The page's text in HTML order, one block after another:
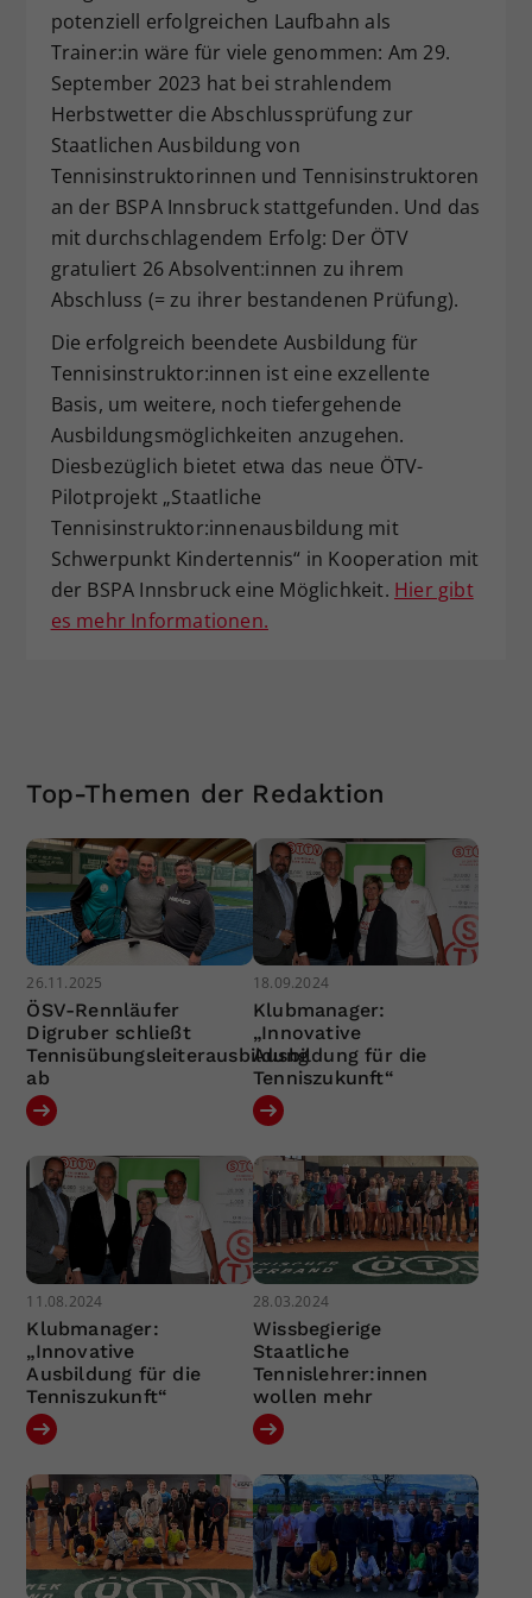
potenziell erfolgreichen Laufbahn als
Trainer:in wäre für viele genommen: Am 29.
September 2023 hat bei strahlendem
Herbstwetter die Abschlussprüfung zur
Staatlichen Ausbildung von
Tennisinstruktorinnen und Tennisinstruktoren
an der BSPA Innsbruck stattgefunden. Und das
mit durchschlagendem Erfolg: Der ÖTV
gratuliert 26 Absolvent:innen zu ihrem
Abschluss (= zu ihrer bestandenen Prüfung).
Die erfolgreich beendete Ausbildung für
Tennisinstruktor:innen ist eine exzellente
Basis, um weitere, noch tiefergehende
Ausbildungsmöglichkeiten anzugehen.
Diesbezüglich bietet etwa das neue ÖTV-
Pilotprojekt „Staatliche
Tennisinstruktor:innenausbildung mit
Schwerpunkt Kindertennis“ in Kooperation mit
der BSPA Innsbruck eine Möglichkeit. Hier gibt
es mehr Informationen.
Top-Themen der Redaktion
26.11.2025
ÖSV-Rennläufer
Digruber schließt
Tennisübungsleiterausbildung
ab
18.09.2024
Klubmanager:
„Innovative
Ausbildung für die
Tenniszukunft“
11.08.2024
Klubmanager:
„Innovative
Ausbildung für die
Tenniszukunft“
28.03.2024
Wissbegierige
Staatliche
Tennislehrer:innen
wollen mehr
Zweck
Dieser Wert speichert Ihre Consent-
Einstellungen. Unter anderem eine
zufällig generierte ID, für die
historische Speicherung Ihrer
vorgenommen Einstellungen, falls der
Webseiten-Betreiber dies eingestellt
hat.